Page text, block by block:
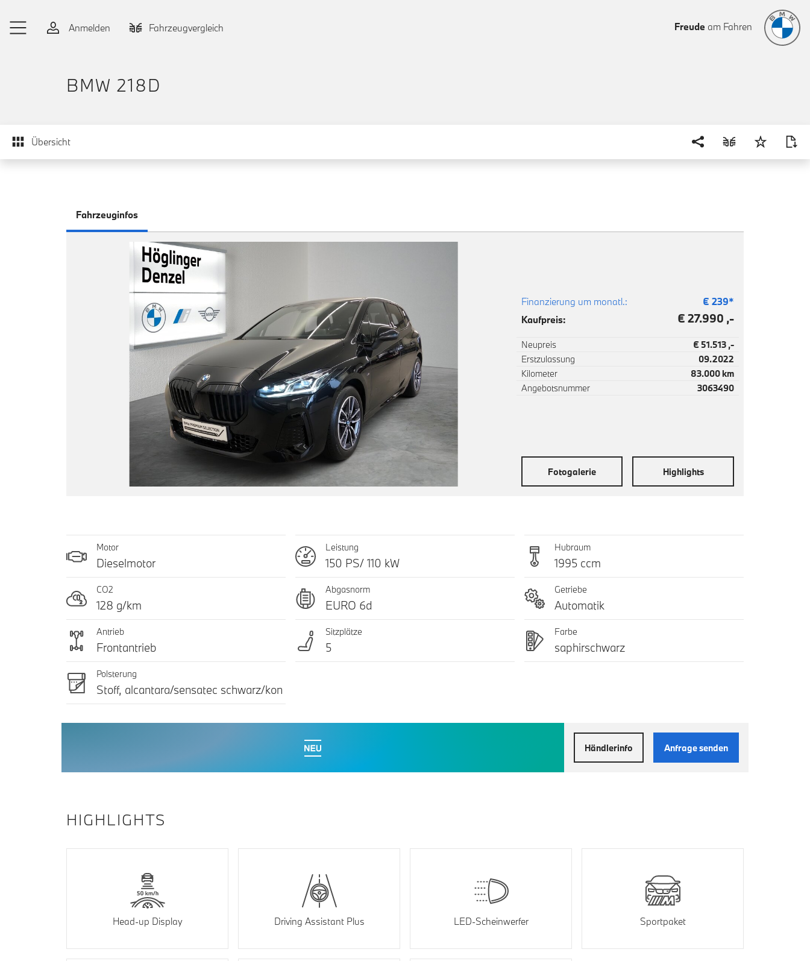
Anmelden
Fahrzeugvergleich Freude am Fahren
BMW 218D
Übersicht
Fahrzeuginfos
Finanzierung um monatl.: € 239*
Kaufpreis:
€ 27.990 ,-
Neupreis
€ 51.513 ,-
Erstzulassung
09.2022
Kilometer
83.000 km
Angebotsnummer
3063490
Fotogalerie Highlights
Motor
Dieselmotor
Leistung
150 PS/ 110 kW
Hubraum
1995 ccm
CO2
128 g/km
Abgasnorm
EURO 6d
Getriebe
Automatik
Antrieb
Frontantrieb
Sitzplätze
5
Farbe
saphirschwarz
Polsterung
Stoff, alcantara/sensatec schwarz/kon
Händlerinfo Anfrage senden
HIGHLIGHTS
Head-up Display Driving Assistant Plus LED-Scheinwerfer Sportpaket